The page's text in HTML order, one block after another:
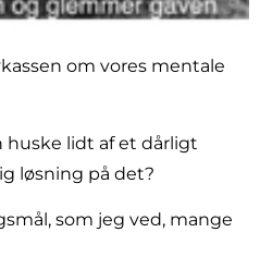
om vores mentale
huske lidt af et dårligt
løsning på det?
som jeg ved, mange